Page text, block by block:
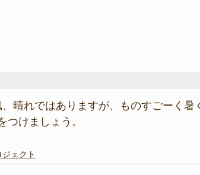
晴れではありますが、ものすごーく暑
つけましょう。
ェクト